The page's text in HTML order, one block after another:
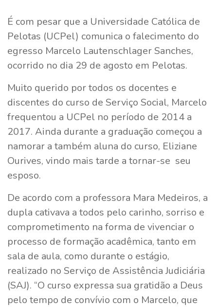
É com pesar que a Universidade Católica de
Pelotas (UCPel) comunica o falecimento do
egresso Marcelo Lautenschlager Sanches,
ocorrido no dia 29 de agosto em Pelotas.
Muito querido por todos os docentes e
discentes do curso de Serviço Social, Marcelo
frequentou a UCPel no período de 2014 a
2017. Ainda durante a graduação começou a
namorar a também aluna do curso, Eliziane
Ourives, vindo mais tarde a tornar-se seu
esposo.
De acordo com a professora Mara Medeiros, a
dupla cativava a todos pelo carinho, sorriso e
comprometimento na forma de vivenciar o
processo de formação acadêmica, tanto em
sala de aula, como durante o estágio,
realizado no Serviço de Assistência Judiciária
(SAJ). “O curso expressa sua gratidão a Deus
pelo tempo de convívio com o Marcelo, que